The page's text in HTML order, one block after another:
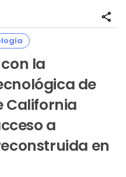
share
la
de
California
a
en